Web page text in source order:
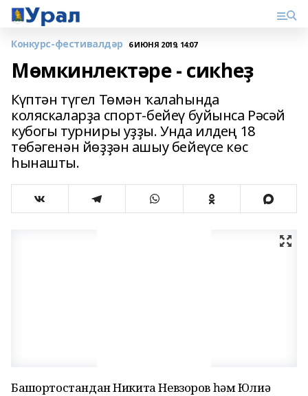
Конкурс-фестивалдәр 6 ИЮНЯ 2019, 14:07
Мөмкинлектәре - сикһеҙ
Күптән түгел Төмән ҡалаһында
коляскаларҙа спорт-бейеү буйынса Рәсәй
кубогы турниры уҙҙы. Унда илдең 18
төбәгенән йөҙҙән ашыу бейеүсе көс
һынашты.
Башҡортостандан Никита Невзоров һәм Юлиә